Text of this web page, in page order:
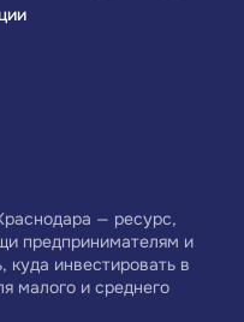
— ресурс,
предпринимателям и
инвестировать в
малого и среднего